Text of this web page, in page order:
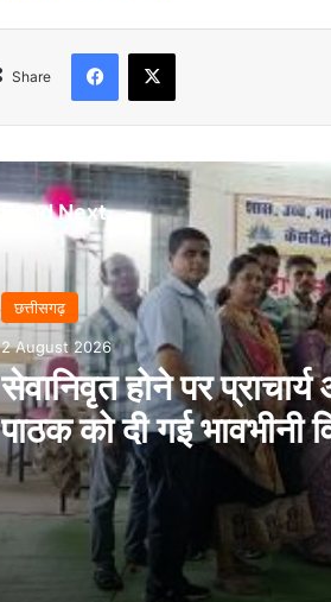
Share
Facebook
X
Read Next
छत्तीसगढ़
2 August 2026
सेवानिवृत होने पर
पाठक को दी गई भावभीनी